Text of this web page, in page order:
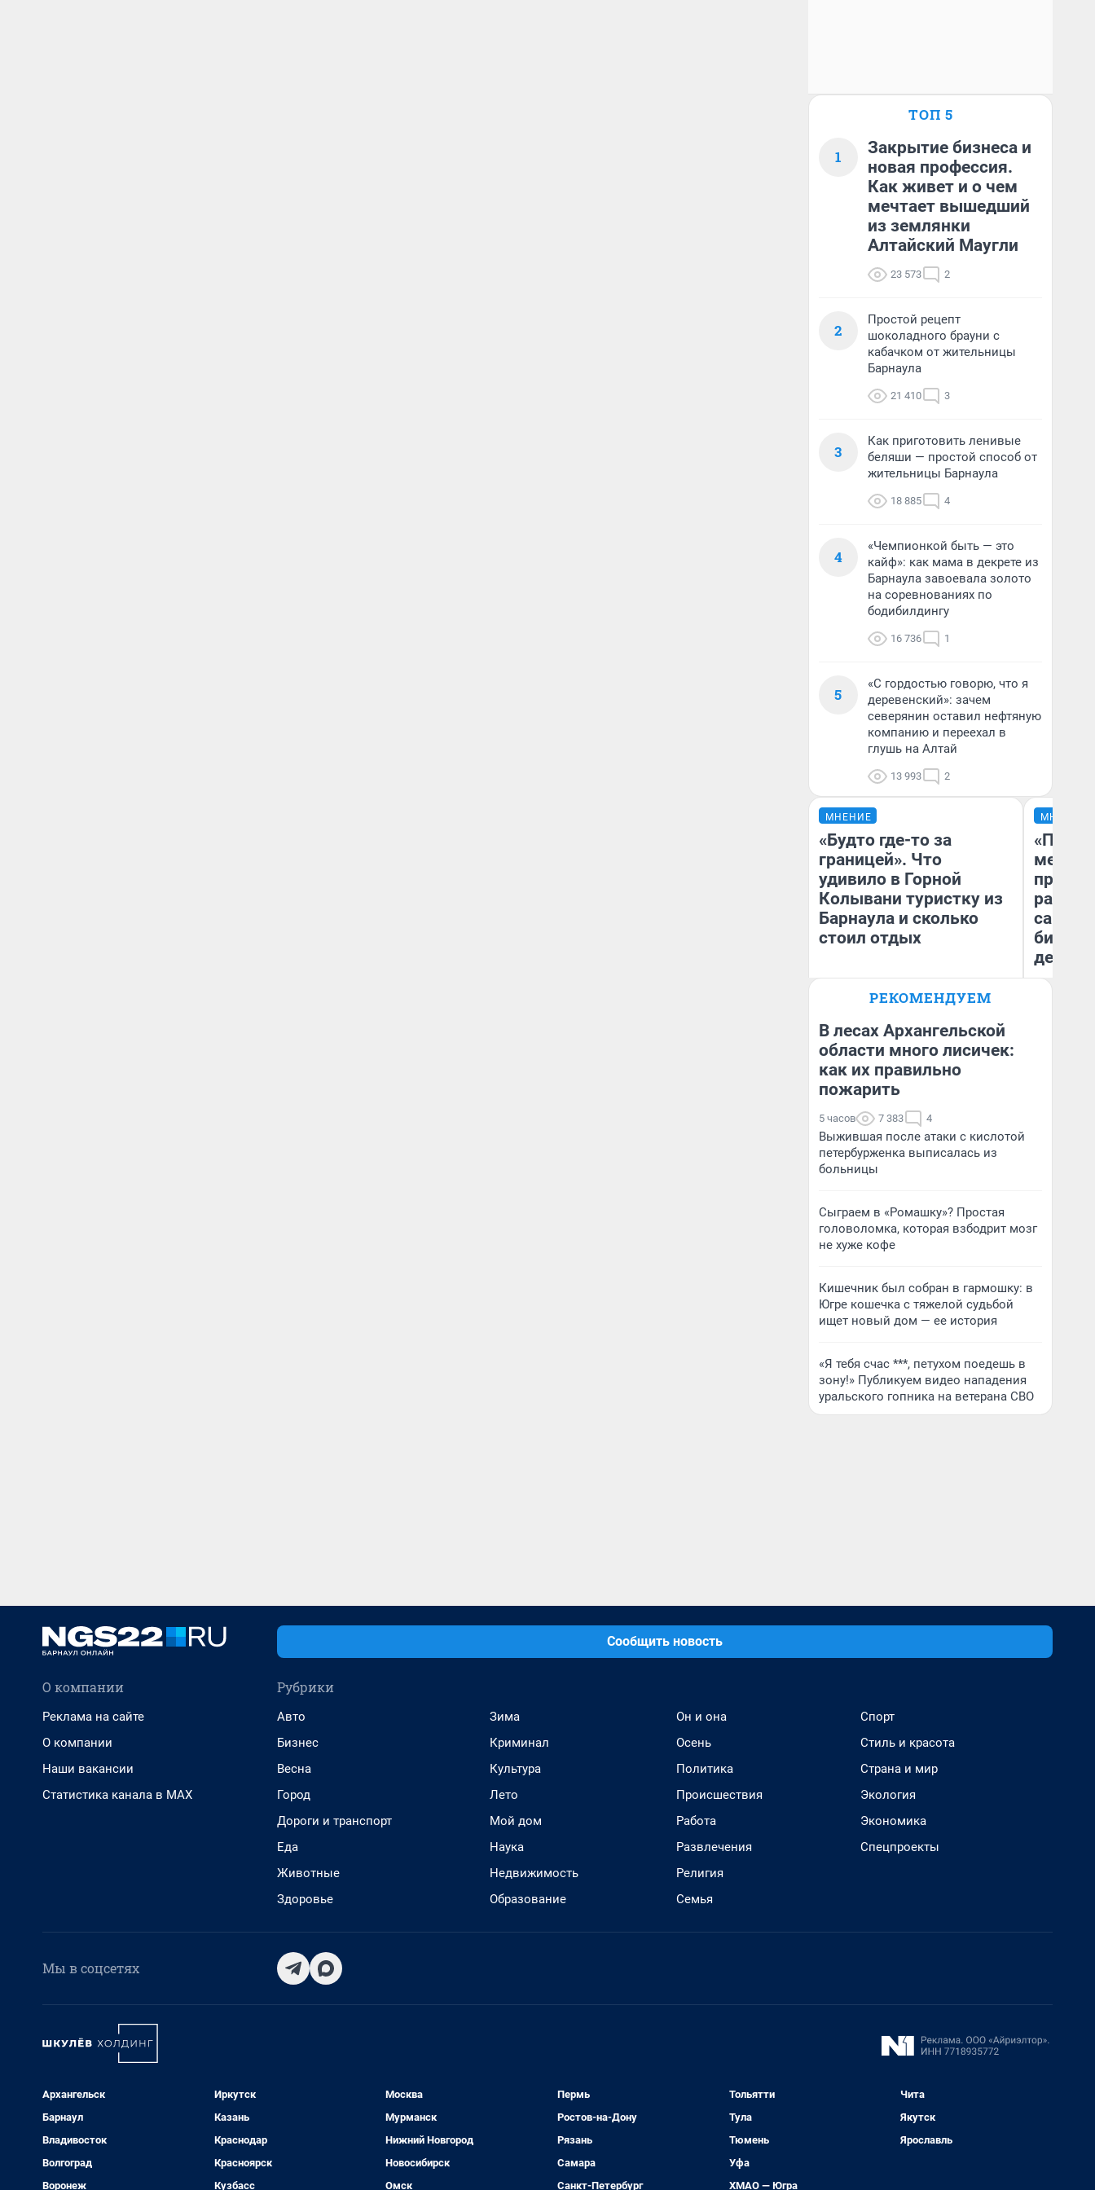
ТОП 5
1
Закрытие бизнеса и
новая профессия.
Как живет и о чем
мечтает вышедший
из землянки
Алтайский Маугли
23 573 2
2
Простой рецепт
шоколадного брауни с
кабачком от жительницы
Барнаула
21 410 3
3
Как приготовить ленивые
беляши — простой способ от
жительницы Барнаула
18 885 4
4
«Чемпионкой быть — это
кайф»: как мама в декрете из
Барнаула завоевала золото
на соревнованиях по
бодибилдингу
16 736 1
5
«С гордостью говорю, что я
деревенский»: зачем
северянин оставил нефтяную
компанию и переехал в
глушь на Алтай
13 993 2
МНЕНИЕ
«Будто где-то за
границей». Что
удивило в Горной
Колывани туристку из
Барнаула и сколько
стоил отдых
МНЕНИЕ
самом
РЕКОМЕНДУЕМ
В лесах Архангельской
области много лисичек:
как их правильно
пожарить
5 часов 7 383 4
Выжившая после атаки с кислотой
петербурженка выписалась из
больницы
Сыграем в «Ромашку»? Простая
головоломка, которая взбодрит мозг
не хуже кофе
Кишечник был собран в гармошку: в
Югре кошечка с тяжелой судьбой
ищет новый дом — ее история
«Я тебя счас ***, петухом поедешь в
зону!» Публикуем видео нападения
уральского гопника на ветерана СВО
Сообщить новость
О компании
Реклама на сайте
О компании
Наши вакансии
Статистика канала в MAX
Рубрики
Авто
Бизнес
Весна
Город
Дороги и транспорт
Еда
Животные
Здоровье
Зима
Криминал
Культура
Лето
Мой дом
Наука
Недвижимость
Образование
Он и она
Осень
Политика
Происшествия
Работа
Развлечения
Религия
Семья
Спорт
Стиль и красота
Страна и мир
Экология
Экономика
Спецпроекты
Мы в соцсетях
Архангельск
Барнаул
Владивосток
Волгоград
Воронеж
Иркутск
Казань
Краснодар
Красноярск
Кузбасс
Москва
Мурманск
Нижний Новгород
Новосибирск
Омск
Пермь
Ростов-на-Дону
Рязань
Самара
Санкт-Петербург
Тольятти
Тула
Тюмень
Уфа
ХМАО — Югра
Чита
Якутск
Ярославль